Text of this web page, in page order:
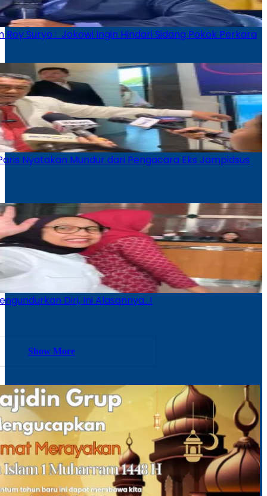
Roy Suryo : Jokowi Ingin Hindari Sidang Pokok Perkara
Nyatakan Mundur dari Pengacara Eks Jampidsus
Diri, Ini Alasannya…!
Show More